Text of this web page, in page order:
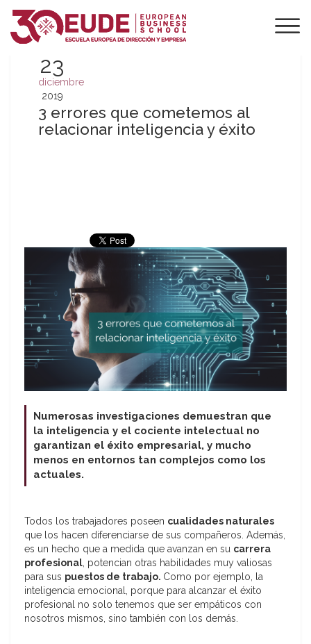
23
diciembre
2019
3 errores que cometemos al
relacionar inteligencia y éxito
Numerosas investigaciones demuestran que
la inteligencia y el cociente intelectual no
garantizan el éxito empresarial, y mucho
menos en entornos tan complejos como los
actuales.
Todos los trabajadores poseen cualidades naturales
que los hacen diferenciarse de sus compañeros. Además,
es un hecho que a medida que avanzan en su carrera
profesional, potencian otras habilidades muy valiosas
para sus puestos de trabajo. Como por ejemplo, la
inteligencia emocional, porque para alcanzar el éxito
profesional no solo tenemos que ser empáticos con
nosotros mismos, sino también con los demás.